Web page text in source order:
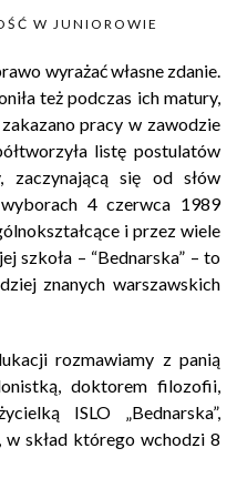
W JUNIOROWIE
wyrażać własne zdanie.
też podczas ich matury,
pracy w zawodzie
listę postulatów
zaczynającą się od słów
4 czerwca 1989
i przez wiele
szkoła – “Bednarska” – to
znanych warszawskich
rozmawiamy z panią
doktorem filozofii,
ISLO „Bednarska”,
w skład którego wchodzi 8